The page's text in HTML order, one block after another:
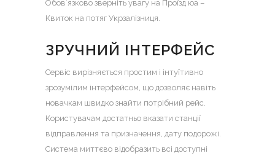
Обов’язково зверніть увагу на Проїзд юа –
Квиток на потяг Укрзалізниця.
ЗРУЧНИЙ ІНТЕРФЕЙС
Сервіс вирізняється простим і інтуїтивно
зрозумілим інтерфейсом, що дозволяє навіть
новачкам швидко знайти потрібний рейс.
Користувачам достатньо вказати станції
відправлення та призначення, дату подорожі.
Система миттєво відобразить всі доступні